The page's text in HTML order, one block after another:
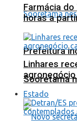
Prefeitura
Sooretama
Farmácia
horas a
Linhares
Estado